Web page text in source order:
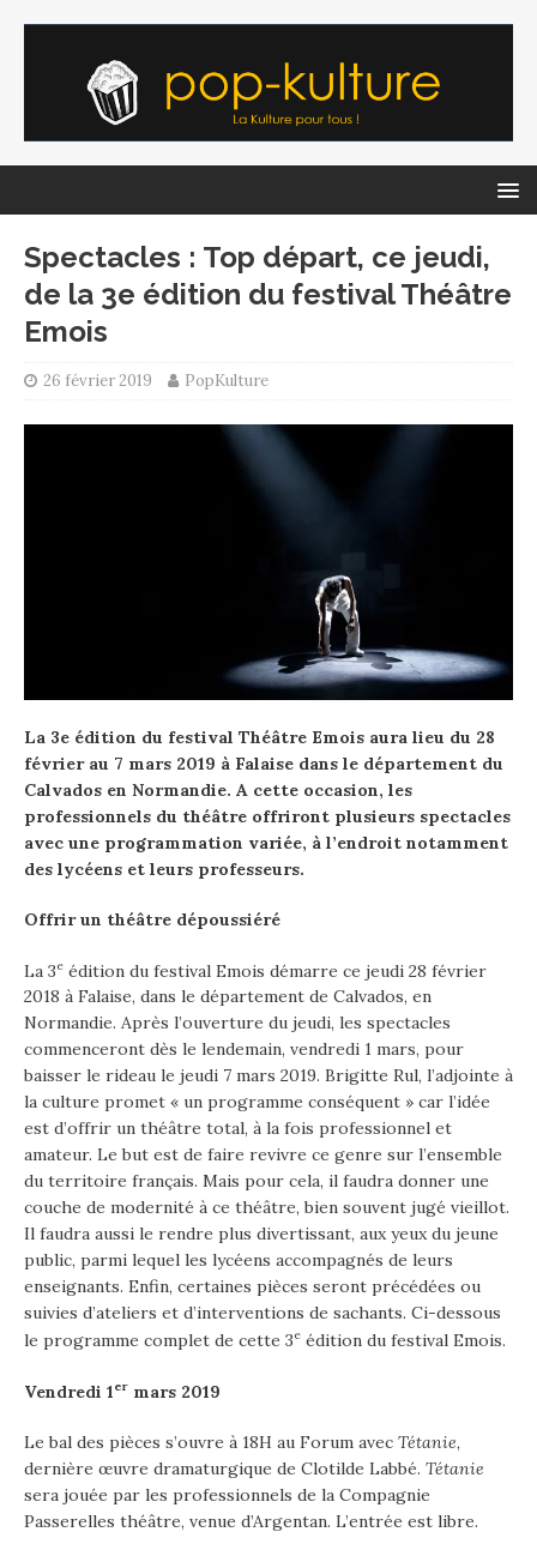
Spectacles : Top départ, ce jeudi,
de la 3e édition du festival Théâtre
Emois
26 février 2019 PopKulture
La 3e édition du festival Théâtre Emois aura lieu du 28
février au 7 mars 2019 à Falaise dans le département du
Calvados en Normandie. A cette occasion, les
professionnels du théâtre offriront plusieurs spectacles
avec une programmation variée, à l’endroit notamment
des lycéens et leurs professeurs.
Offrir un théâtre dépoussiéré
La 3e édition du festival Emois démarre ce jeudi 28 février
2018 à Falaise, dans le département de Calvados, en
Normandie. Après l’ouverture du jeudi, les spectacles
commenceront dès le lendemain, vendredi 1 mars, pour
baisser le rideau le jeudi 7 mars 2019. Brigitte Rul, l’adjointe à
la culture promet « un programme conséquent » car l’idée
est d’offrir un théâtre total, à la fois professionnel et
amateur. Le but est de faire revivre ce genre sur l’ensemble
du territoire français. Mais pour cela, il faudra donner une
couche de modernité à ce théâtre, bien souvent jugé vieillot.
Il faudra aussi le rendre plus divertissant, aux yeux du jeune
public, parmi lequel les lycéens accompagnés de leurs
enseignants. Enfin, certaines pièces seront précédées ou
suivies d’ateliers et d’interventions de sachants. Ci-dessous
le programme complet de cette 3e édition du festival Emois.
Vendredi 1 er mars 2019
Le bal des pièces s’ouvre à 18H au Forum avec Tétanie,
dernière œuvre dramaturgique de Clotilde Labbé. Tétanie
sera jouée par les professionnels de la Compagnie
Passerelles théâtre, venue d’Argentan. L’entrée est libre.